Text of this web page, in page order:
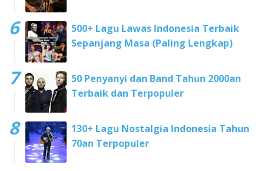
500+ Lagu Lawas Indonesia Terbaik
Sepanjang Masa (Paling Lengkap)
50 Penyanyi dan Band Tahun 2000an
Terbaik dan Terpopuler
130+ Lagu Nostalgia Indonesia Tahun
70an Terpopuler